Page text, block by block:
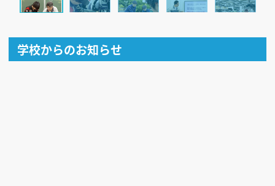
学校からのお知らせ